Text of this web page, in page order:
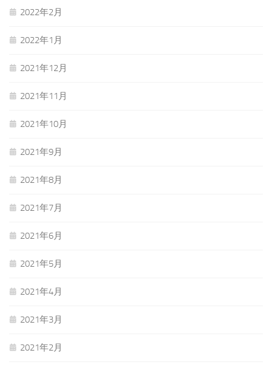
2022年2月
2022年1月
2021年12月
2021年11月
2021年10月
2021年9月
2021年8月
2021年7月
2021年6月
2021年5月
2021年4月
2021年3月
2021年2月